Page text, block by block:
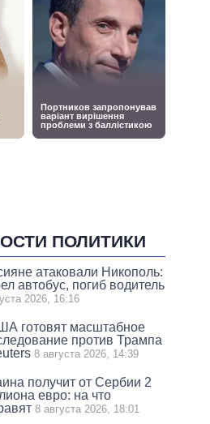
ПОЛИТИКИ
атаковали Никополь:
автобус, погиб водитель
2026, 16:16
готовят масштабное
против Трампа
8 августа 2026, 14:39
получит от Сербии 2
евро: на что
8 августа 2026, 18:01